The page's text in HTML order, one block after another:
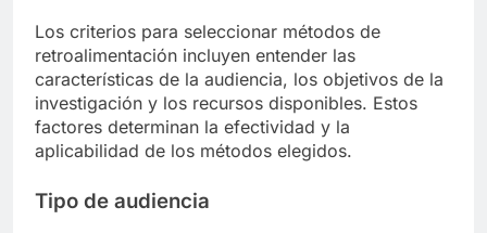
Los criterios para seleccionar métodos de
retroalimentación incluyen entender las
características de la audiencia, los objetivos de la
investigación y los recursos disponibles. Estos
factores determinan la efectividad y la
aplicabilidad de los métodos elegidos.
Tipo de audiencia